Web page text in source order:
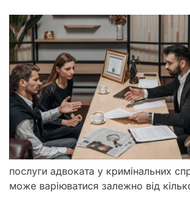
послуги адвоката у кримінальних
може варіюватися залежно від